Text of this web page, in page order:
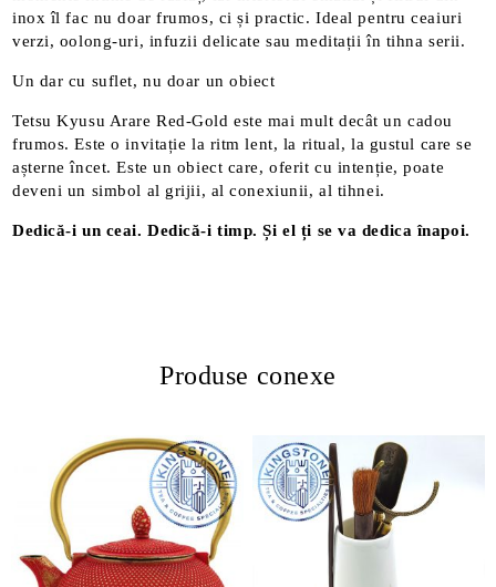
inox îl fac nu doar frumos, ci și practic. Ideal pentru ceaiuri
verzi, oolong-uri, infuzii delicate sau meditații în tihna serii.
Un dar cu suflet, nu doar un obiect
Tetsu Kyusu Arare Red-Gold este mai mult decât un cadou
frumos. Este o invitație la ritm lent, la ritual, la gustul care se
așterne încet. Este un obiect care, oferit cu intenție, poate
deveni un simbol al grijii, al conexiunii, al tihnei.
Dedică-i un ceai. Dedică-i timp. Și el ți se va dedica înapoi.
Produse conexe